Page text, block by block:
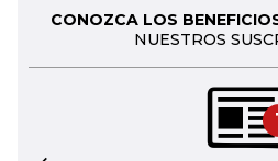
CONOZCA LOS
NUESTROS